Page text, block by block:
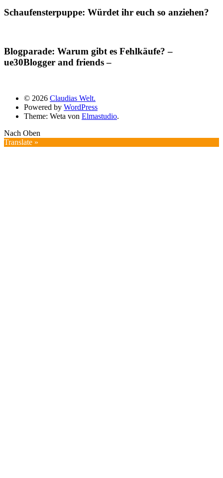
Schaufensterpuppe: Würdet ihr euch so anziehen?
Blogparade: Warum gibt es Fehlkäufe? –
ue30Blogger and friends –
© 2026 Claudias Welt.
Powered by WordPress
Theme: Weta von Elmastudio.
Nach Oben
Translate »